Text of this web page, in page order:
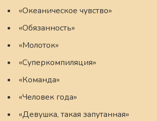
«Океаническое чувство»
«Обязанность»
«Молоток»
«Суперкомпиляция»
«Команда»
«Человек года»
«Девушка, такая запутанная»